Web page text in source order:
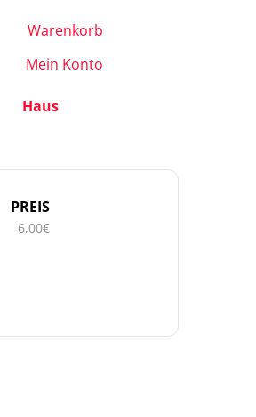
Warenkorb
Mein Konto
Haus
PREIS
6,00€